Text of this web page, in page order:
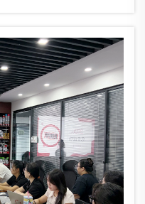
ークが……